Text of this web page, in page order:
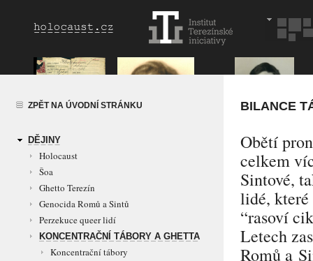
ZPĚT NA ÚVODNÍ STRÁNKU
DĚJINY
Holocaust
Šoa
Ghetto Terezín
Genocida Romů a Sintů
Perzekuce queer lidí
KONCENTRAČNÍ TÁBORY A GHETTA
Koncentrační tábory
BILANCE
Obětí
celkem
Sintové,
lidé, které
“rasoví
Letech
Romů a